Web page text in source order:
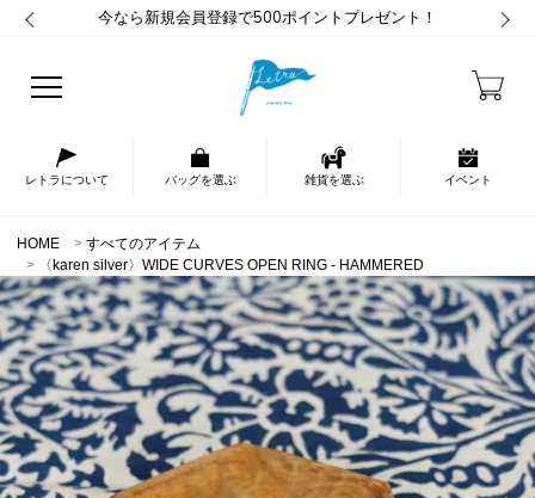
今なら新規会員登録で500ポイントプレゼント！
レトラについて バッグを選ぶ 雑貨を選ぶ イベント
HOME
すべてのアイテム
〈karen silver〉WIDE CURVES OPEN RING - HAMMERED